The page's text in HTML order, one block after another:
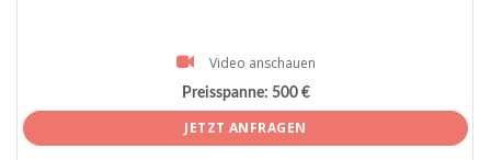
Video anschauen
Preisspanne: 500 €
JETZT ANFRAGEN